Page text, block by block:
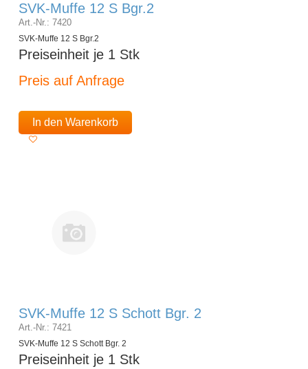
SVK-Muffe 12 S Bgr.2
Art.-Nr.: 7420
SVK-Muffe 12 S Bgr.2
Preiseinheit je 1 Stk
Preis auf Anfrage
In den Warenkorb
SVK-Muffe 12 S Schott Bgr. 2
Art.-Nr.: 7421
SVK-Muffe 12 S Schott Bgr. 2
Preiseinheit je 1 Stk